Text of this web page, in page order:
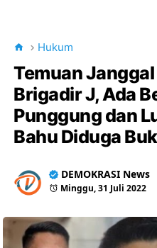
Hukum
Temuan
Brigadir J, Ada
Punggung dan
Bahu Diduga
DEMOKRASI News
Minggu, 31 Juli 2022